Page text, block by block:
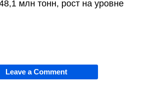
млн тонн, рост на уровне
Leave a Comment